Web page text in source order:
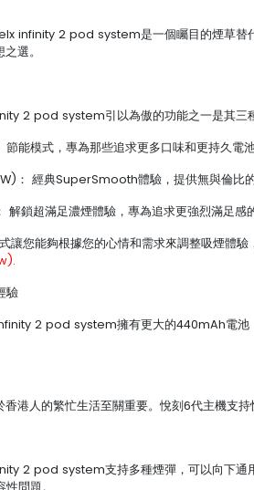
infinity 2 pod system是一個矚目的煙草替
選。
2 pod system引以為傲的功能之一是其三
能模式，專為那些追求更多口味和更持久電池
： 經典SuperSmooth體驗，提供無與倫比的
鎖超滿足濃煙體驗，專為追求更強烈滿足感的
讓您能夠根據您的心情和需求來調整吸煙體驗
驗
2 pod system擁有更大的440mAh電池
港人的繁忙生活至關重要。悅刻6代主機支
2 pod system支持多種煙彈，可以向下通